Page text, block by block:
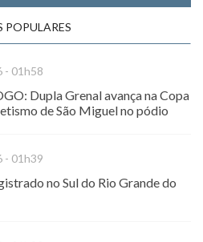
POPULARES
- 01h58
Dupla Grenal avança na Copa
de São Miguel no pódio
- 01h39
no Sul do Rio Grande do